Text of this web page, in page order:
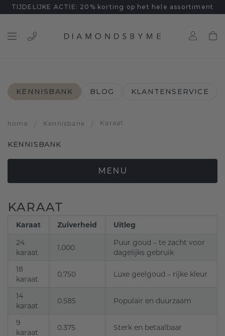
TIJDELIJKE ACTIE: 20% korting op het hele assortiment
KENNISBANK BLOG KLANTENSERVICE
home / Kennisbank / Karaat
KENNISBANK
MENU
KARAAT
Karaat Zuiverheid
Uitleg
24
karaat
1.000
Puur goud – te zacht voor
dagelijks gebruik
18
karaat
0.750 Luxe geelgoud – rijke kleur
14
karaat
0.585 Populair en duurzaam
9
karaat
0.375 Sterk en betaalbaar